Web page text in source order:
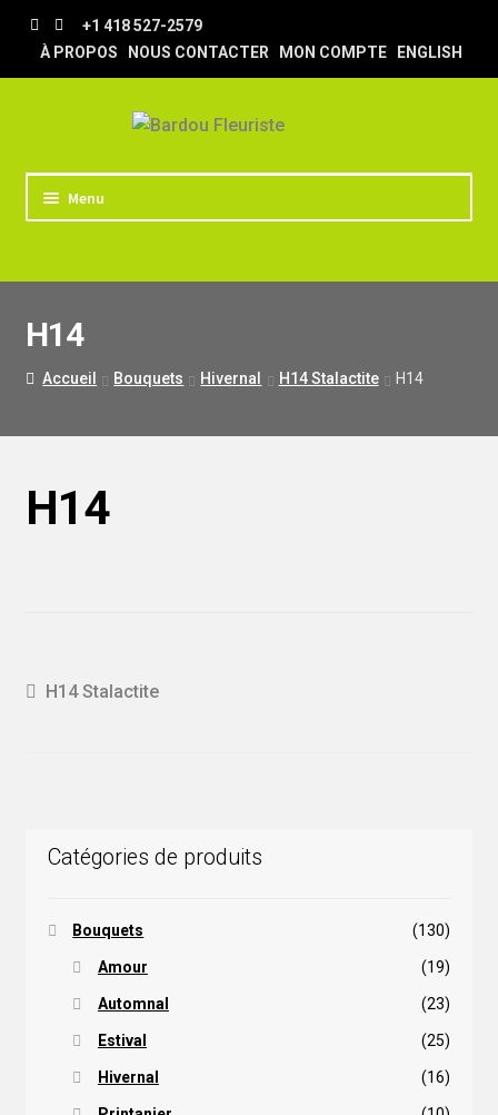
Aller
la
Aller
au
contenu
+1 418 527-2579
À PROPOS
NOUS CONTACTER MON COMPTE ENGLISH
Menu
TRUCS & ASTUCES
LIVRAISON
H14
Accueil Bouquets Hivernal H14 Stalactite H14
H14
Navigation
Article
H14 Stalactite
Catégories de produits
Bouquets (130)
Amour (19)
Automnal (23)
Estival (25)
Hivernal (16)